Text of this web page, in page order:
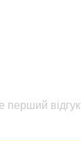
перший відгук